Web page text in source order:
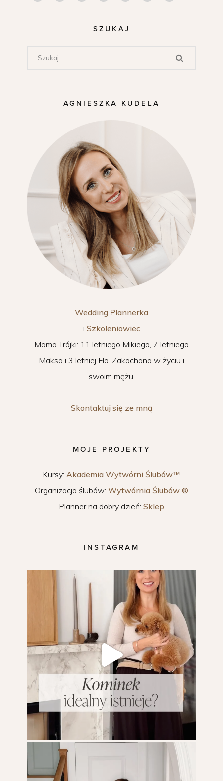
SZUKAJ
AGNIESZKA KUDELA
Wedding Plannerka
i Szkoleniowiec
Mama Trójki: 11 letniego Mikiego, 7 letniego
Maksa i 3 letniej Flo. Zakochana w życiu i
swoim mężu.
Skontaktuj się ze mną
MOJE PROJEKTY
Kursy: Akademia Wytwórni Ślubów™
Organizacja ślubów: Wytwórnia Ślubów ®
Planner na dobry dzień: Sklep
INSTAGRAM